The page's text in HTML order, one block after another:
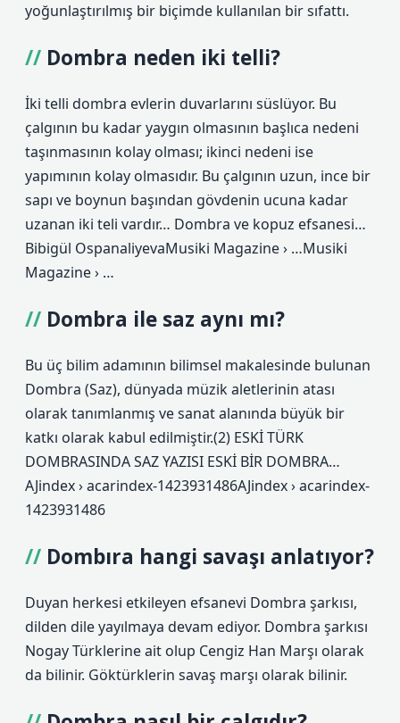
yoğunlaştırılmış bir biçimde kullanılan bir sıfattı.
Dombra neden iki telli?
İki telli dombra evlerin duvarlarını süslüyor. Bu
çalgının bu kadar yaygın olmasının başlıca nedeni
taşınmasının kolay olması; ikinci nedeni ise
yapımının kolay olmasıdır. Bu çalgının uzun, ince bir
sapı ve boynun başından gövdenin ucuna kadar
uzanan iki teli vardır… Dombra ve kopuz efsanesi…
Bibigül OspanaliyevaMusiki Magazine › …Musiki
Magazine › …
Dombra ile saz aynı mı?
Bu üç bilim adamının bilimsel makalesinde bulunan
Dombra (Saz), dünyada müzik aletlerinin atası
olarak tanımlanmış ve sanat alanında büyük bir
katkı olarak kabul edilmiştir.(2) ESKİ TÜRK
DOMBRASINDA SAZ YAZISI ESKİ BİR DOMBRA…
AJindex › acarindex-1423931486AJindex › acarindex-
1423931486
Dombıra hangi savaşı anlatıyor?
Duyan herkesi etkileyen efsanevi Dombra şarkısı,
dilden dile yayılmaya devam ediyor. Dombra şarkısı
Nogay Türklerine ait olup Cengiz Han Marşı olarak
da bilinir. Göktürklerin savaş marşı olarak bilinir.